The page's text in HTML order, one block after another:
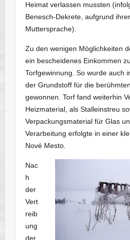
Heimat verlassen mussten
Benesch-Dekrete, aufgrund
Muttersprache).
Zu den wenigen Möglichkeiten
ein bescheidenes Einkommen
Torfgewinnung. So wurde auch
der Grundstoff für die
gewonnen. Torf fand weiterhin
Heizmaterial, als Stalleinstreu
Verpackungsmaterial für Glas
Verarbeitung erfolgte in einer
Nové Mesto.
Nac
h
der
Vert
reib
ung
der